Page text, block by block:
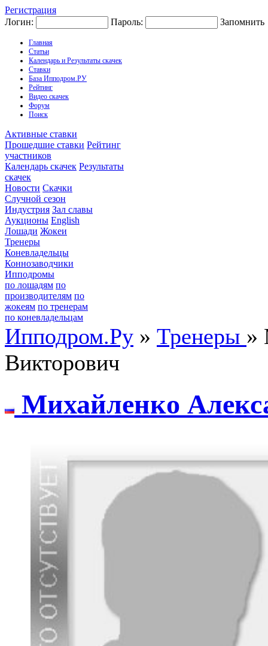
Регистрация
Логин:
Пароль: Запомнить
Главная
Статьи
Календарь и Результаты скачек
Ставки
База Ипподром.РУ
Рейтинг
Видео скачек
Форум
Поиск
Активные ставки
Прошедшие ставки Рейтинг
участников
Календарь скачек Результаты
скачек
Новости Скачки
Случной сезон
Индустрия Зал славы
Аукционы English
Лошади Жокеи
Тренеры
Коневладельцы
Коннозаводчики
Ипподромы
по лошадям по
производителям по
жокеям по тренерам
по коневладельцам
Ипподром.Ру » Тренеры »
Викторович
Михайлeнкo